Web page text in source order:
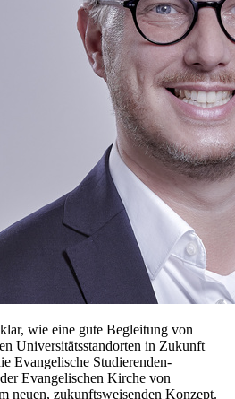
wie eine gute Begleitung von
Universitätsstandorten in Zukunft
Evangelische Studierenden-
Evangelischen Kirche von
neuen, zukunftsweisenden Konzept.